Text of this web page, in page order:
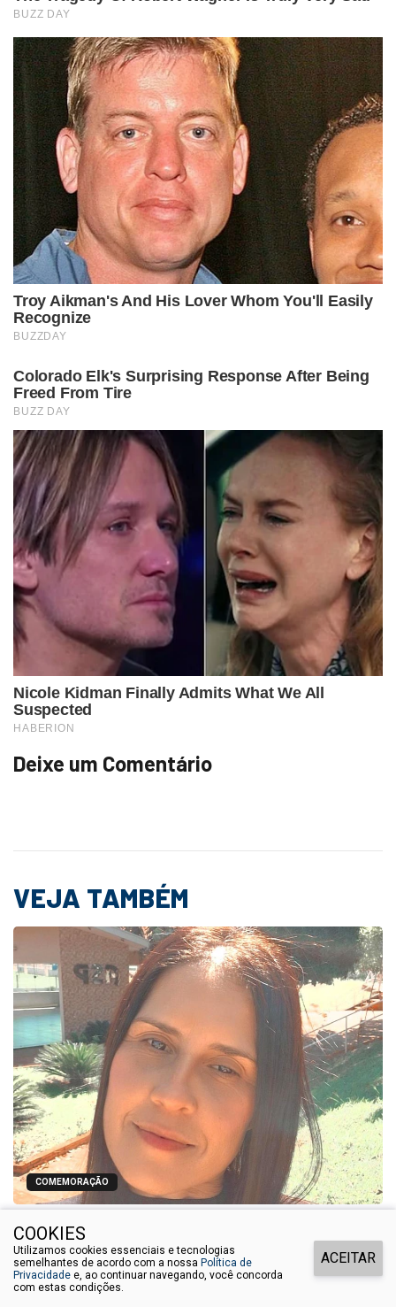
Deixe um Comentário
VEJA TAMBÉM
COMEMORAÇÃO
Feliz aniversário, Marcela!
COOKIES
Utilizamos cookies essenciais e tecnologias
semelhantes de acordo com a nossa Política de
Privacidade e, ao continuar navegando, você concorda
com estas condições.
ACEITAR